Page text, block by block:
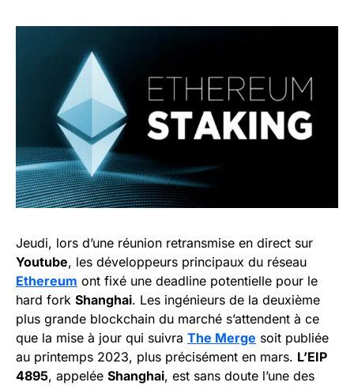
Jeudi, lors d’une réunion retransmise en direct sur
Youtube, les développeurs principaux du réseau
Ethereum ont fixé une deadline potentielle pour le
hard fork Shanghai. Les ingénieurs de la deuxième
plus grande blockchain du marché s’attendent à ce
que la mise à jour qui suivra The Merge soit publiée
au printemps 2023, plus précisément en mars. L’EIP
4895, appelée Shanghai, est sans doute l’une des